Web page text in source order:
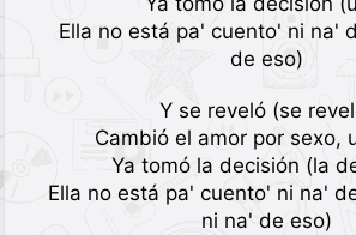
Ella no está pa' cuento' ni na'
de eso)
Y se reveló (se
Cambió el amor por sexo,
Ya tomó la decisión (la
Ella no está pa' cuento' ni na'
ni na' de eso)